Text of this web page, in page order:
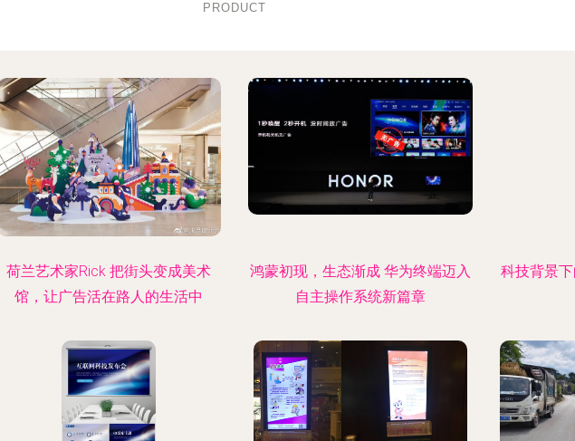
PRODUCT
荷兰艺术家Rick 把街头变成美术
馆，让广告活在路人的生活中
鸿蒙初现，生态渐成 华为终端迈入
自主操作系统新篇章
科技背景